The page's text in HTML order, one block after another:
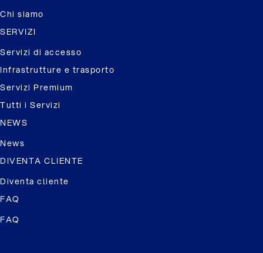
Chi siamo
SERVIZI
Servizi di accesso
Infrastrutture e trasporto
Servizi Premium
Tutti i Servizi
NEWS
News
DIVENTA CLIENTE
Diventa cliente
FAQ
FAQ